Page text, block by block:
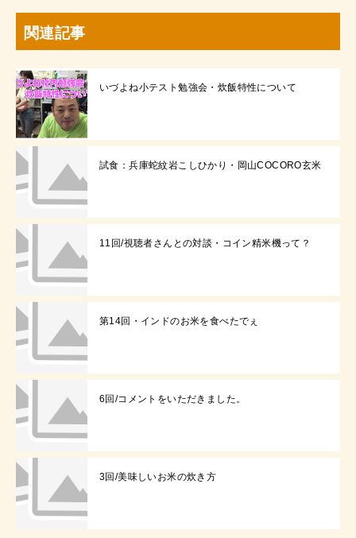
関連記事
いづよね小テスト勉強会・炊飯特性について
試食：兵庫蛇紋岩こしひかり・岡山COCORO玄米
11回/視聴者さんとの対談・コイン精米機って？
第14回・インドのお米を食べたでぇ
6回/コメントをいただきました。
3回/美味しいお米の炊き方